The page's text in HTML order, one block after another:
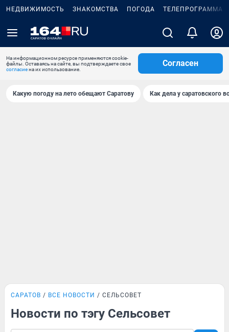
НЕДВИЖИМОСТЬ ЗНАКОМСТВА ПОГОДА ТЕЛЕПРОГРАММА
На информационном ресурсе применяются cookie-
файлы. Оставаясь на сайте, вы подтверждаете свое
согласиена их использование.
Согласен
Какую погоду на лето обещают Саратову Как дела у саратовского
САРАТОВ ВСЕ НОВОСТИ СЕЛЬСОВЕТ
Новости по тэгу Сельсовет